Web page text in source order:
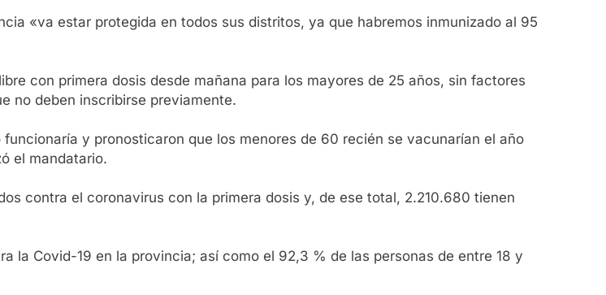
«va estar protegida en todos sus distritos, ya que habremos inmunizado al 95
con primera dosis desde mañana para los mayores de 25 años, sin factores
no deben inscribirse previamente.
y pronosticaron que los menores de 60 recién se vacunarían el año
el mandatario.
contra el coronavirus con la primera dosis y, de ese total, 2.210.680 tienen
la Covid-19 en la provincia; así como el 92,3 % de las personas de entre 18 y